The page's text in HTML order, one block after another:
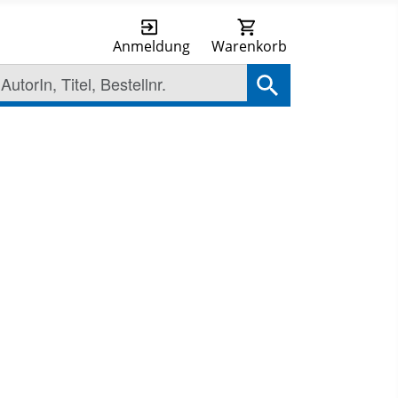
Anmeldung Warenkorb